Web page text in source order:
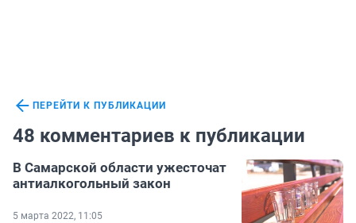
ПЕРЕЙТИ К ПУБЛИКАЦИИ
48 комментариев к публикации
В Самарской области ужесточат
антиалкогольный закон
5 марта 2022, 11:05